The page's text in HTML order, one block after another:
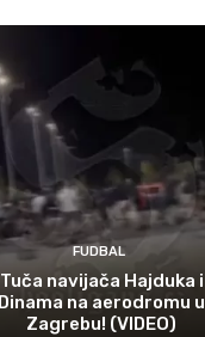
FUDBAL
Tuča navijača Hajduka i
Dinama na aerodromu u
Zagrebu! (VIDEO)